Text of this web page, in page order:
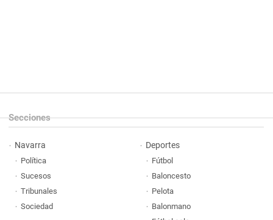
Secciones
Navarra
Política
Sucesos
Tribunales
Sociedad
Deportes
Fútbol
Baloncesto
Pelota
Balonmano